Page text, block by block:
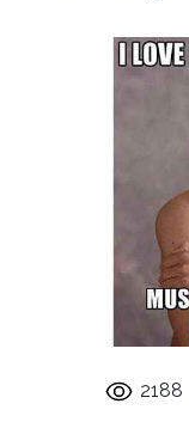
2188